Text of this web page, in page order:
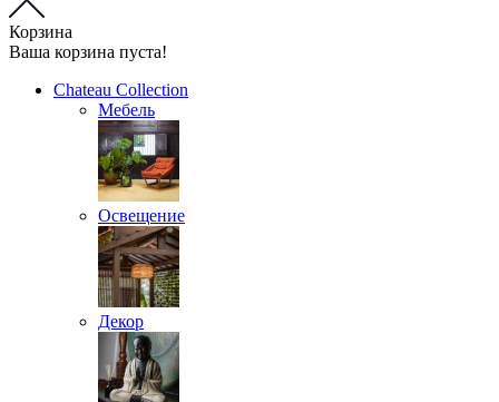
Корзина
Ваша корзина пуста!
Chateau Collection
Мебель
Освещение
Декор